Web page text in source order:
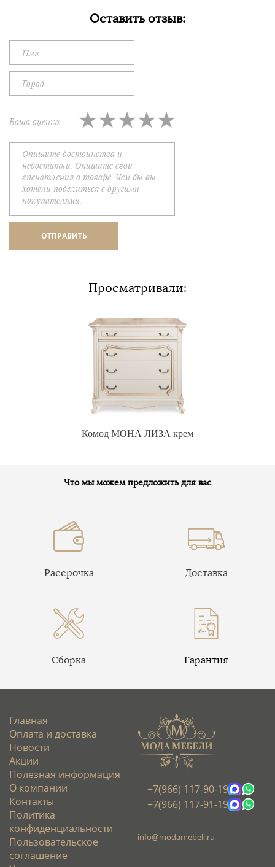
Оставить отзыв:
Ваша оценка
Просматривали:
Комод МОНА ЛИЗА крем
Что мы можем предложить для вас
Рассрочка Доставка
Сборка Гарантия
Главная
Оплата и доставка
Новости
Акции
Полезная информация
О компании
Контакты
Политика
конфиденциальности
Пользовательское
соглашение
+7(966) 117-90-19
+7(966) 117-91-19
info@modamebeli.ru